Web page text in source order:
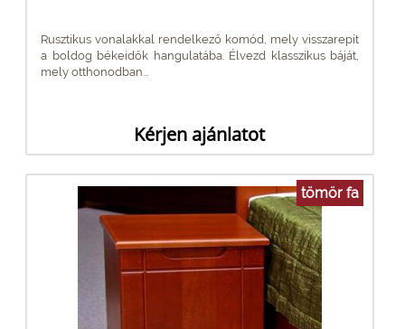
Rusztikus vonalakkal rendelkező komód, mely visszarepít
a boldog békeidők hangulatába. Élvezd klasszikus báját,
mely otthonodban...
Kérjen ajánlatot
tömör fa